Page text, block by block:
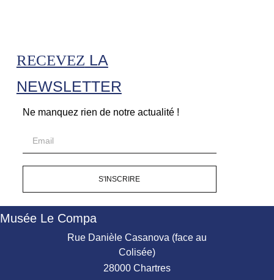
RECEVEZ LA
NEWSLETTER
Ne manquez rien de notre actualité !
S'INSCRIRE
Musée Le Compa
Rue Danièle Casanova (face au
Colisée)
28000 Chartres